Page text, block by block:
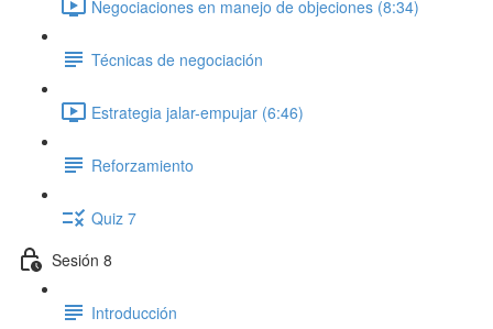
Negociaciones en manejo de objeciones (8:34)
Técnicas de negociación
Estrategia jalar-empujar (6:46)
Reforzamiento
Quiz 7
Sesión 8
Introducción